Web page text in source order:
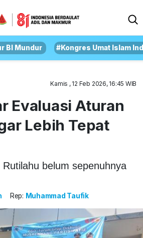
BI Mundur #Kongres Umat Islam
Kamis , 12 Feb 2026, 16:45 WIB
Evaluasi Aturan
Lebih Tepat
belum sepenuhnya
Rep: Muhammad Taufik